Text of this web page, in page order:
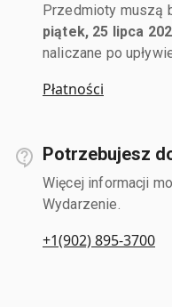
Przedmioty muszą
piątek, 25 lipca
naliczane po
Płatności
Potrzebujesz
Więcej informacji
Wydarzenie.
+1(902) 895-3700